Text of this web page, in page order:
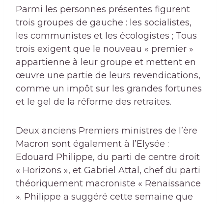
Parmi les personnes présentes figurent
trois groupes de gauche : les socialistes,
les communistes et les écologistes ; Tous
trois exigent que le nouveau « premier »
appartienne à leur groupe et mettent en
œuvre une partie de leurs revendications,
comme un impôt sur les grandes fortunes
et le gel de la réforme des retraites.
Deux anciens Premiers ministres de l’ère
Macron sont également à l’Elysée :
Edouard Philippe, du parti de centre droit
« Horizons », et Gabriel Attal, chef du parti
théoriquement macroniste « Renaissance
». Philippe a suggéré cette semaine que